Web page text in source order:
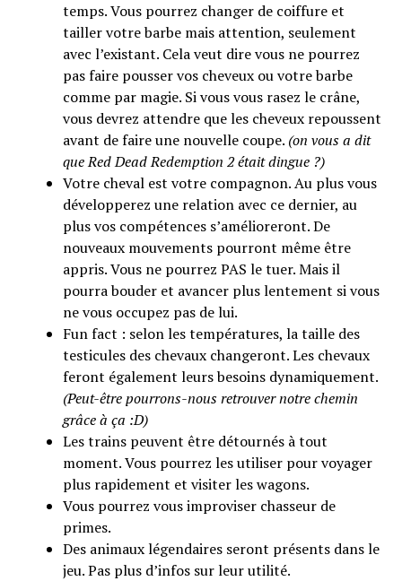
temps. Vous pourrez changer de coiffure et
tailler votre barbe mais attention, seulement
avec l’existant. Cela veut dire vous ne pourrez
pas faire pousser vos cheveux ou votre barbe
comme par magie. Si vous vous rasez le crâne,
vous devrez attendre que les cheveux repoussent
avant de faire une nouvelle coupe. (on vous a dit
que Red Dead Redemption 2 était dingue ?)
Votre cheval est votre compagnon. Au plus vous
développerez une relation avec ce dernier, au
plus vos compétences s’amélioreront. De
nouveaux mouvements pourront même être
appris. Vous ne pourrez PAS le tuer. Mais il
pourra bouder et avancer plus lentement si vous
ne vous occupez pas de lui.
Fun fact : selon les températures, la taille des
testicules des chevaux changeront. Les chevaux
feront également leurs besoins dynamiquement.
(Peut-être pourrons-nous retrouver notre chemin
grâce à ça :D)
Les trains peuvent être détournés à tout
moment. Vous pourrez les utiliser pour voyager
plus rapidement et visiter les wagons.
Vous pourrez vous improviser chasseur de
primes.
Des animaux légendaires seront présents dans le
jeu. Pas plus d’infos sur leur utilité.
Flipboard
Reddit
Pinterest
Whatsapp
Email